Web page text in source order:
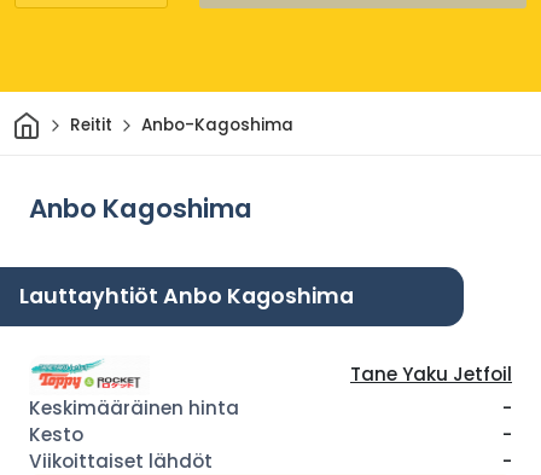
KotiinReitit Anbo-Kagoshima
Anbo Kagoshima
Lauttayhtiöt Anbo Kagoshima
Tane Yaku Jetfoil
-
-
-